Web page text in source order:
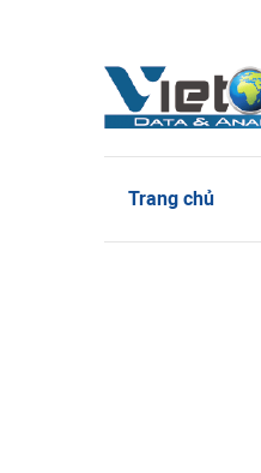
Trang chủ